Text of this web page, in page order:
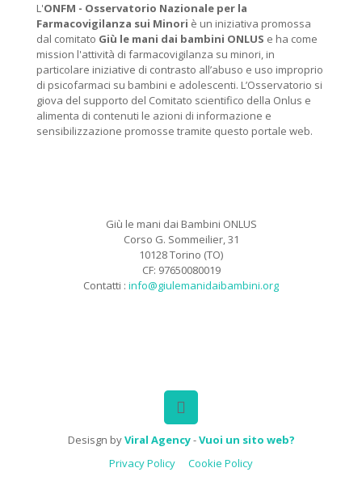
L'ONFM - Osservatorio Nazionale per la
Farmacovigilanza sui Minori è un iniziativa promossa
dal comitato Giù le mani dai bambini ONLUS e ha come
mission l'attività di farmacovigilanza su minori, in
particolare iniziative di contrasto all’abuso e uso improprio
di psicofarmaci su bambini e adolescenti. L’Osservatorio si
giova del supporto del Comitato scientifico della Onlus e
alimenta di contenuti le azioni di informazione e
sensibilizzazione promosse tramite questo portale web.
Giù le mani dai Bambini ONLUS
Corso G. Sommeilier, 31
10128 Torino (TO)
CF: 97650080019
Contatti : info@giulemanidaibambini.org
Desisgn byViral Agency-Vuoi un sito web?
Privacy Policy
Cookie Policy